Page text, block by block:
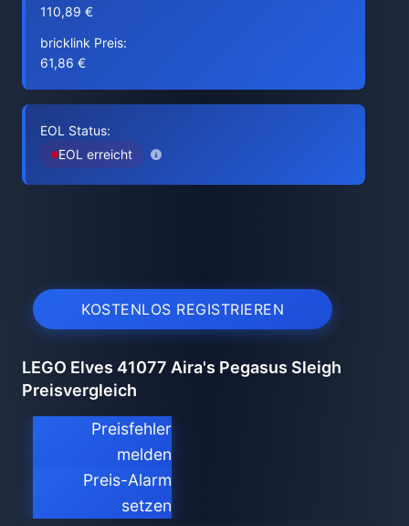
110,89 €
bricklink Preis:
61,86 €
EOL Status:
EOL erreicht
KOSTENLOS REGISTRIEREN
LEGO Elves 41077 Aira's Pegasus Sleigh
Preisvergleich
Preisfehler
melden
Preis-Alarm
setzen